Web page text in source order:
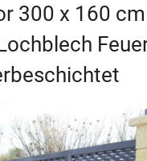
300 x 160